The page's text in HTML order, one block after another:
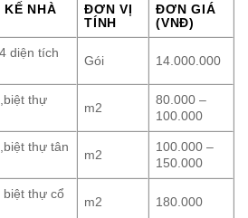
KẾ NHÀ
ĐƠN VỊ
TÍNH
ĐƠN GIÁ
(VNĐ)
diện tích
Gói 14.000.000
thự
m2
80.000 –
100.000
thự tân
m2
100.000 –
150.000
biệt thự cổ
m2 180.000